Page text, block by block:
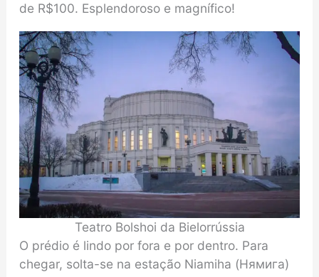
de R$100. Esplendoroso e magnífico!
Teatro Bolshoi da Bielorrússia
O prédio é lindo por fora e por dentro. Para
chegar, solta-se na estação Niamiha (Нямига)